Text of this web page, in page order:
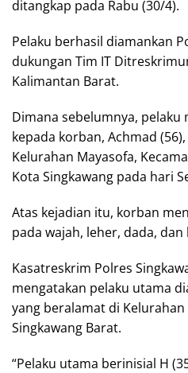
ditangkap pada Rabu (30/4).
Pelaku berhasil diamankan
dukungan Tim IT
Kalimantan Barat.
Dimana sebelumnya, pelaku
kepada korban, Achmad
Kelurahan Mayasofa,
Kota Singkawang pada hari
Atas kejadian itu, korban
pada wajah, leher, dada, dan
Kasatreskrim Polres
mengatakan pelaku utama
yang beralamat di
Singkawang Barat.
“Pelaku utama berinisial H